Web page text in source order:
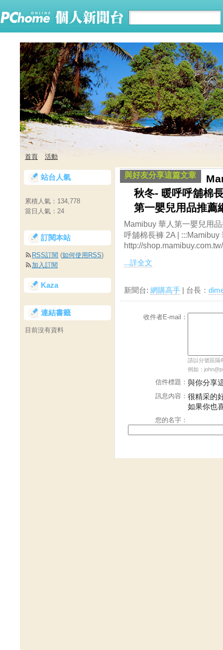
首頁 活動
與好友分享這篇文章
秋冬- 暖呼呼舖棉
第一嬰兒用品推薦
Mamibuy 華人第一嬰兒用
呼舖棉長褲 2A |
http://
...詳全文
新聞台: 網購高手 | 台長：
收件者E-mail：
請以分號區隔
例如：
信件標題： 與你分享
訊息內容： 很精采的
如果你也
您的名字：
站台人氣
累積人氣： 134,778
當日人氣： 24
訂閱本站
RSS訂閱 (如何使用RSS)
加入訂閱
Kaza
連結書籤
目前沒有資料